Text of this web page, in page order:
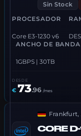
Sin Stock
PROCESADOR
Core E3-1230 v6
ANCHO DE BANDA
1GBPS | 30TB
DESDE
€ 73.96 /mes
Frankfurt,
CORE